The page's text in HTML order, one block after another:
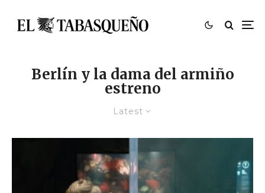
Berlín y la dama del armiño
estreno
Latest